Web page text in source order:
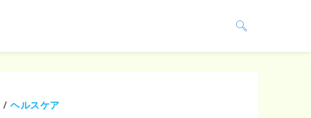
/ ヘルスケア